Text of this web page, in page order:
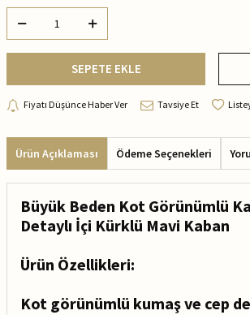
SEPETE EKLE
Fiyatı Düşünce Haber Ver Tavsiye Et
Ürün Açıklaması Ödeme Seçenekleri
Büyük Beden Kot Görünümlü
Detaylı İçi Kürklü Mavi Kaban
Ürün Özellikleri:
Kot görünümlü kumaş ve cep